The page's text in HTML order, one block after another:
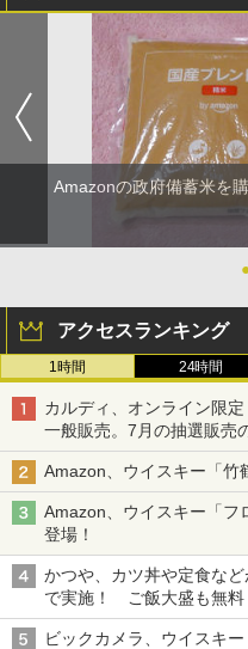
Amazonの政府備蓄米を
アクセスランキング
1時間 24時間
カルディ、オンライン限
一般販売。7月の抽選販売
Amazon、ウイスキー「竹
Amazon、ウイスキー「フ
登場！
かつや、カツ丼や定食な
で実施！ ご飯大盛も無料
ビックカメラ、ウイスキ